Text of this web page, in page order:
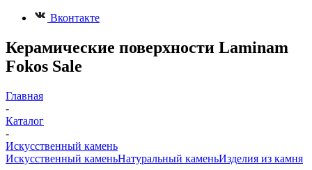
Вконтакте
Керамические поверхности Laminam
Fokos Sale
Главная
-
Каталог
-
Искусственный камень
Искусственный каменьНатуральный каменьИзделия из камня